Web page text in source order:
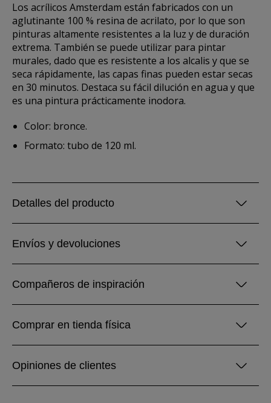
Los acrílicos Amsterdam están fabricados con un
aglutinante 100 % resina de acrilato, por lo que son
pinturas altamente resistentes a la luz y de duración
extrema. También se puede utilizar para pintar
murales, dado que es resistente a los alcalis y que se
seca rápidamente, las capas finas pueden estar secas
en 30 minutos. Destaca su fácil dilución en agua y que
es una pintura prácticamente inodora.
Color: bronce.
Formato: tubo de 120 ml.
Detalles del producto
Envíos y devoluciones
Compañeros de inspiración
Comprar en tienda física
Opiniones de clientes